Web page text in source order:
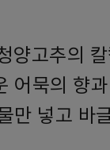
양고추의
어묵의 향
만 넣고 바